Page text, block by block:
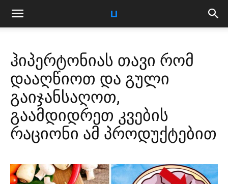
ჰიპერტონიას თავი რომ
დააღწიოთ და გული
გაიჯანსაღოთ,
გაამდიდრეთ კვების
რაციონი ამ პროდუქტებით